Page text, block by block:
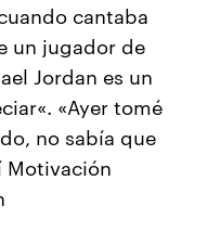
cantaba
un jugador de
Jordan es un
«Ayer tomé
no sabía que
Motivación